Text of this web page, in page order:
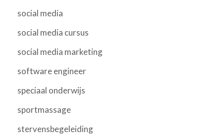
social media
social media cursus
social media marketing
software engineer
speciaal onderwijs
sportmassage
stervensbegeleiding